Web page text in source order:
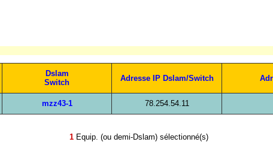
Dslam
Switch
Adresse IP Dslam/Switch
mzz43-1 78.254.54.11
1 Equip. (ou demi-Dslam) sélectionné(s)